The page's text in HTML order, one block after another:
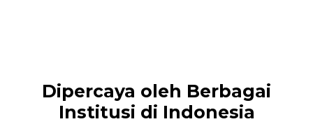
Dipercaya oleh Berbagai
Institusi di Indonesia